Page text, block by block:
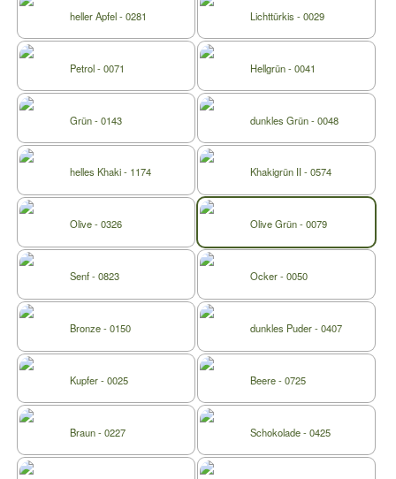
heller Apfel - 0281 Lichttürkis - 0029
Petrol - 0071 Hellgrün - 0041
Grün - 0143 dunkles Grün - 0048
helles Khaki - 1174 Khakigrün II - 0574
Olive - 0326 Olive Grün - 0079
Senf - 0823 Ocker - 0050
Bronze - 0150 dunkles Puder - 0407
Kupfer - 0025 Beere - 0725
Braun - 0227 Schokolade - 0425